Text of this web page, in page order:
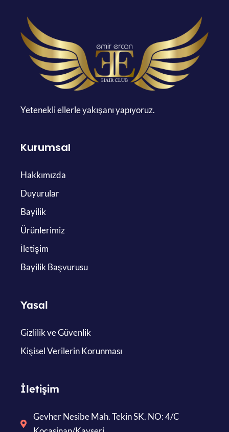
Yetenekli ellerle yakışanı yapıyoruz.
Kurumsal
Hakkımızda
Duyurular
Bayilik
Ürünlerimiz
İletişim
Bayilik Başvurusu
Yasal
Gizlilik ve Güvenlik
Kişisel Verilerin Korunması
İletişim
Gevher Nesibe Mah. Tekin SK. NO: 4/C